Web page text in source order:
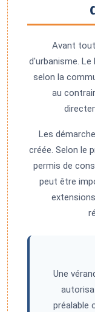
Avant
d'urbanisme.
selon la
au
Les
créée. Selon le
permis de
peut être
Une
préalable